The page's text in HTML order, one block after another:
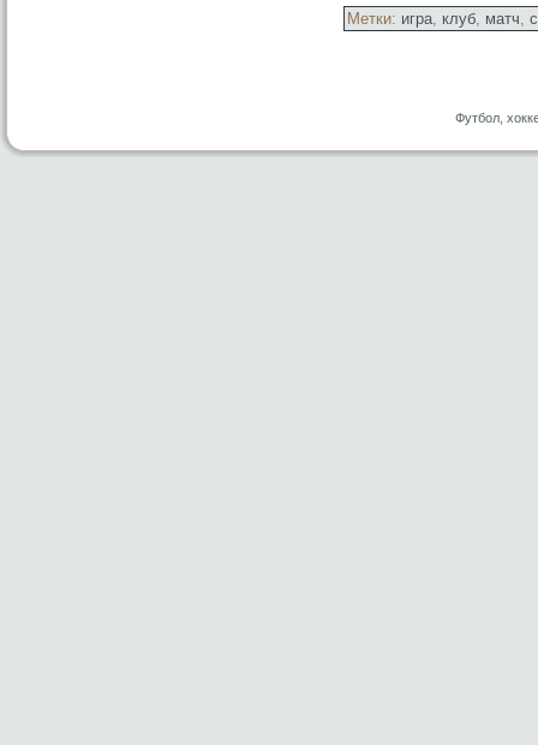
Метки: игра, клуб, матч,
Футбол,